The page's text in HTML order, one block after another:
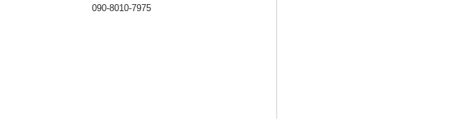
090-8010-7975